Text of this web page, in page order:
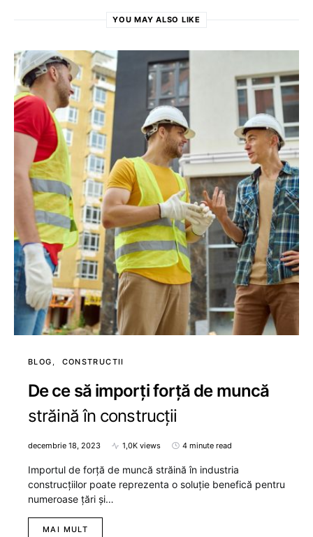
YOU MAY ALSO LIKE
BLOG CONSTRUCTII
De ce să imporți forță de muncă
străină în construcții
decembrie 18, 2023 1,0K views 4 minute read
Importul de forță de muncă străină în industria
construcțiilor poate reprezenta o soluție benefică pentru
numeroase țări și…
MAI MULT